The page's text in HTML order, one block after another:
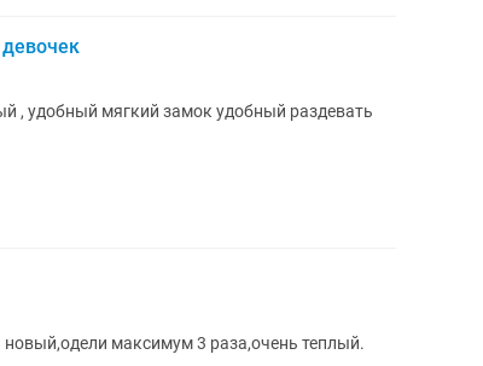
, удобный мягкий замок удобный раздевать
максимум 3 раза,очень теплый.